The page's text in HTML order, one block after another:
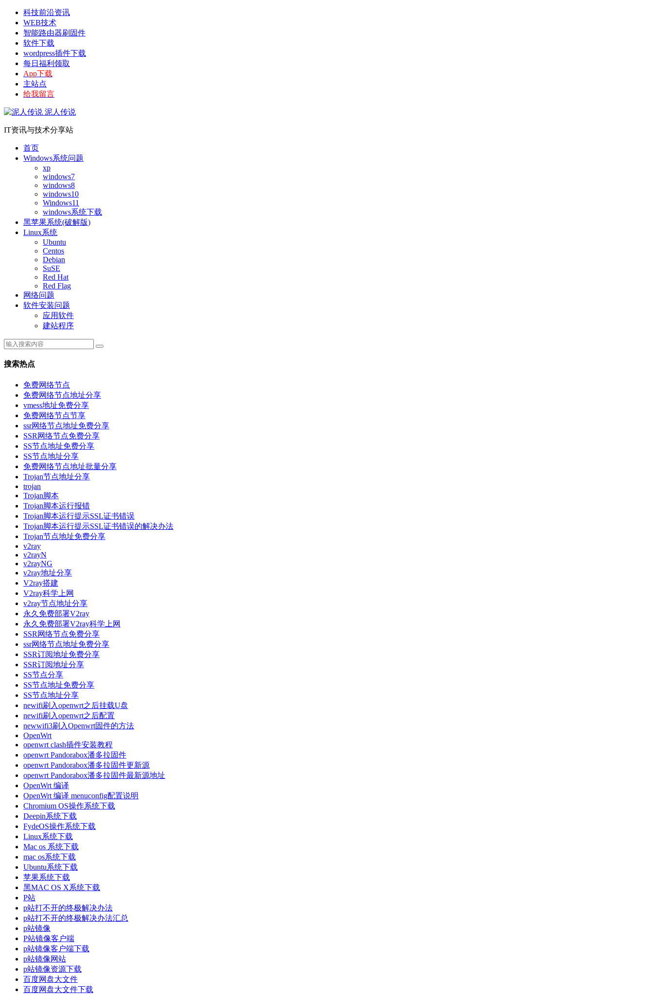
科技前沿资讯
WEB技术
智能路由器刷固件
软件下载
wordpress插件下载
每日福利领取
App下载
主站点
给我留言
泥人传说
IT资讯与技术分享站
首页
Windows系统问题
xp
windows7
windows8
windows10
Windows11
windows系统下载
黑苹果系统(破解版)
Linux系统
Ubuntu
Centos
Debian
SuSE
Red Hat
Red Flag
网络问题
软件安装问题
应用软件
建站程序
搜索热点
免费网络节点
免费网络节点地址分享
vmess地址免费分享
免费网络节点节享
ssr网络节点地址免费分享
SSR网络节点免费分享
SS节点地址免费分享
SS节点地址分享
免费网络节点地址批量分享
Trojan节点地址分享
trojan
Trojan脚本
Trojan脚本运行报错
Trojan脚本运行提示SSL证书错误
Trojan脚本运行提示SSL证书错误的解决办法
Trojan节点地址免费分享
v2ray
v2rayN
v2rayNG
v2ray地址分享
V2ray搭建
V2ray科学上网
v2ray节点地址分享
永久免费部署V2ray
永久免费部署V2ray科学上网
SSR网络节点免费分享
ssr网络节点地址免费分享
SSR订阅地址免费分享
SSR订阅地址分享
SS节点分享
SS节点地址免费分享
SS节点地址分享
newifi刷入openwrt之后挂载U盘
newifi刷入openwrt之后配置
newwifi3刷入Openwrt固件的方法
OpenWrt
openwrt clash插件安装教程
openwrt Pandorabox潘多拉固件
openwrt Pandorabox潘多拉固件更新源
openwrt Pandorabox潘多拉固件最新源地址
OpenWrt 编译
OpenWrt 编译 menuconfig配置说明
Chromium OS操作系统下载
Deepin系统下载
FydeOS操作系统下载
Linux系统下载
Mac os 系统下载
mac os系统下载
Ubuntu系统下载
苹果系统下载
黑MAC OS X系统下载
P站
p站打不开的终极解决办法
p站打不开的终极解决办法汇总
p站镜像
P站镜像客户端
p站镜像客户端下载
p站镜像网站
p站镜像资源下载
百度网盘大文件
百度网盘大文件下载